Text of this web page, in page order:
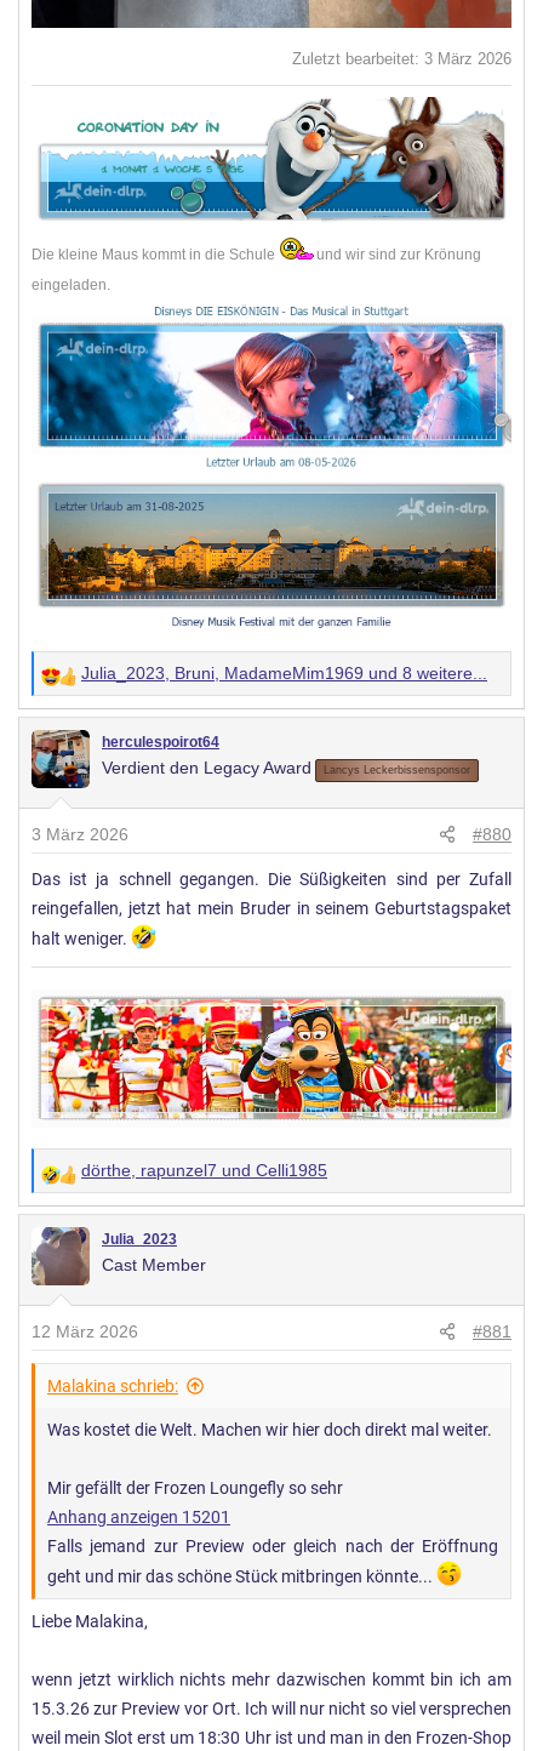
Zuletzt bearbeitet: 3 März 2026
Die kleine Maus kommt in die Schule
und wir sind zur Krönung
eingeladen.
W
e
r
t
n
g
e
n
:
Julia_2023 Bruni MadameMim1969 und 8 weitere...
herculespoirot64
Verdient den Legacy Award Lancys Leckerbissensponsor
3 März 2026 #880
Das ist ja schnell gegangen. Die Süßigkeiten sind per Zufall
reingefallen, jetzt hat mein Bruder in seinem Geburtstagspaket
halt weniger.
W
e
r
t
n
g
e
dörthe, rapunzel7 und Celli1985
Julia_2023
Cast Member
12 März 2026 #881
Malakina schrieb:
Was kostet die Welt. Machen wir hier doch direkt mal weiter.
Mir gefällt der Frozen Loungefly so sehr
Anhang anzeigen 15201
Falls jemand zur Preview oder gleich nach der Eröffnung
geht und mir das schöne Stück mitbringen könnte...
Liebe Malakina,
wenn jetzt wirklich nichts mehr dazwischen kommt bin ich am
15.3.26 zur Preview vor Ort. Ich will nur nicht so viel versprechen
weil mein Slot erst um 18:30 Uhr ist und man in den Frozen-Shop